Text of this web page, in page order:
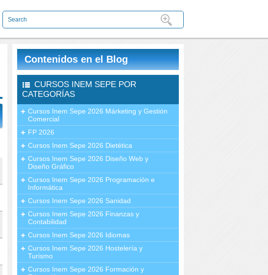
Contenidos en el Blog
CURSOS INEM SEPE POR
CATEGORÍAS
Cursos Inem Sepe 2026 Márketing y Gestión
Comercial
FP 2026
Cursos Inem Sepe 2026 Dietética
Cursos Inem Sepe 2026 Diseño Web y
Diseño Gráfico
Cursos Inem Sepe 2026 Programación e
Informática
Cursos Inem Sepe 2026 Sanidad
Cursos Inem Sepe 2026 Finanzas y
Contabilidad
Cursos Inem Sepe 2026 Idiomas
Cursos Inem Sepe 2026 Hostelería y
Turismo
Cursos Inem Sepe 2026 Formación y